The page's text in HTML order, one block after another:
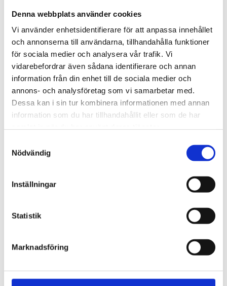
Denna webbplats använder cookies
Vi använder enhetsidentifierare för att anpassa innehållet
och annonserna till användarna, tillhandahålla funktioner
för sociala medier och analysera vår trafik. Vi
vidarebefordrar även sådana identifierare och annan
information från din enhet till de sociala medier och
annons- och analysföretag som vi samarbetar med.
Dessa kan i sin tur kombinera informationen med annan
information som du har tillhandahållit eller som de har
Nödvändig
Inställningar
Statistik
Marknadsföring
8 920,00KR
Antal
Lagervara
Artikelnr
20261456